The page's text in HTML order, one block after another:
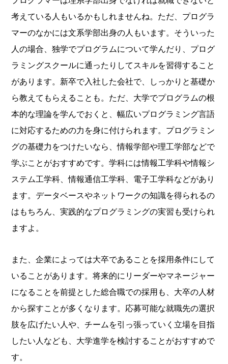
考えている人もいるかもしれませんね。ただ、プログラ
マーのなかには文系学部出身の人もいます。そういった
人の場合、独学でプログラムについて学んだり、プログ
ラミングスクールに通ったりしてスキルを習得すること
があります。新卒で入社した会社で、しっかりと基礎か
ら教えてもらえることも。ただ、大学でプログラムの根
本的な理論を学んでおくと、幅広いプログラミング言語
に対応するための力を身に付けられます。プログラミン
グの基礎力をつけたいなら、情報学部や理工学部などで
学ぶことがおすすめです。学科には情報工学科や情報シ
ステム工学科、情報通信工学科、電子工学科などがあり
ます。データベースやネットワークの知識を得られるの
はもちろん、実践的なプログラミングの実習も受けられ
ますよ。
また、企業によっては大卒であることを採用条件にして
いることがあります。将来的にリーダーやマネージャー
になることを前提とした総合職での採用も、大卒の人材
から探すことが多くなります。応募可能な就職先の選択
肢を広げたい人や、チームを引っ張っていく立場を目指
したい人なども、大学進学を検討することがおすすめで
す。